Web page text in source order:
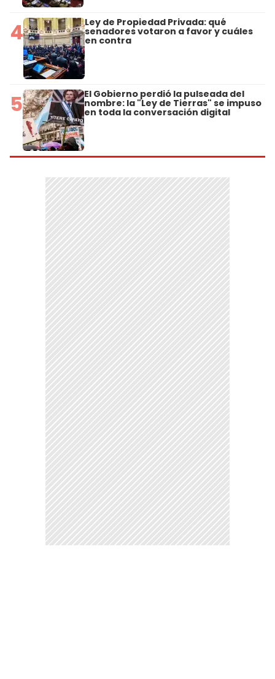
4 Ley de Propiedad Privada: qué
senadores votaron a favor y cuáles
en contra
5 El Gobierno perdió la pulseada del
nombre: la "Ley de Tierras" se impuso
en toda la conversación digital